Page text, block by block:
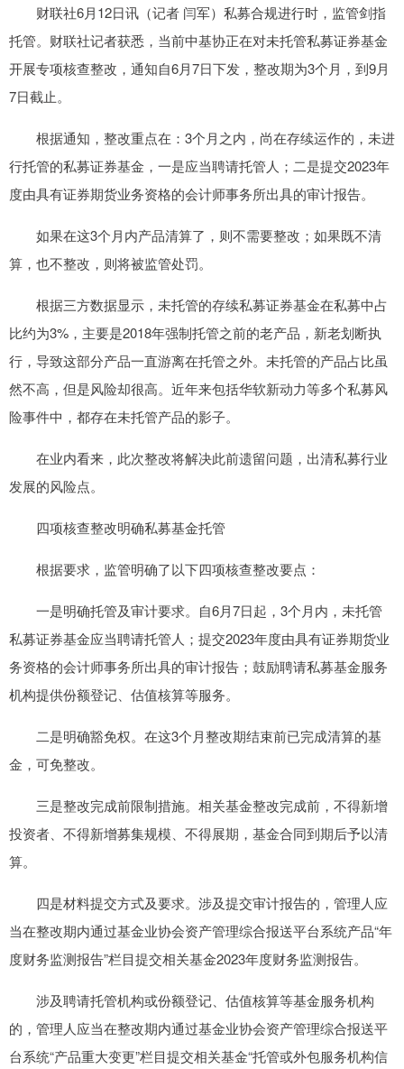
财联社6月12日讯（记者 闫军）私募合规进行时，监管剑指
托管。财联社记者获悉，当前中基协正在对未托管私募证券基金
开展专项核查整改，通知自6月7日下发，整改期为3个月，到9月
7日截止。
根据通知，整改重点在：3个月之内，尚在存续运作的，未进
行托管的私募证券基金，一是应当聘请托管人；二是提交2023年
度由具有证券期货业务资格的会计师事务所出具的审计报告。
如果在这3个月内产品清算了，则不需要整改；如果既不清
算，也不整改，则将被监管处罚。
根据三方数据显示，未托管的存续私募证券基金在私募中占
比约为3%，主要是2018年强制托管之前的老产品，新老划断执
行，导致这部分产品一直游离在托管之外。未托管的产品占比虽
然不高，但是风险却很高。近年来包括华软新动力等多个私募风
险事件中，都存在未托管产品的影子。
在业内看来，此次整改将解决此前遗留问题，出清私募行业
发展的风险点。
四项核查整改明确私募基金托管
根据要求，监管明确了以下四项核查整改要点：
一是明确托管及审计要求。自6月7日起，3个月内，未托管
私募证券基金应当聘请托管人；提交2023年度由具有证券期货业
务资格的会计师事务所出具的审计报告；鼓励聘请私募基金服务
机构提供份额登记、估值核算等服务。
二是明确豁免权。在这3个月整改期结束前已完成清算的基
金，可免整改。
三是整改完成前限制措施。相关基金整改完成前，不得新增
投资者、不得新增募集规模、不得展期，基金合同到期后予以清
算。
四是材料提交方式及要求。涉及提交审计报告的，管理人应
当在整改期内通过基金业协会资产管理综合报送平台系统产品“年
度财务监测报告”栏目提交相关基金2023年度财务监测报告。
涉及聘请托管机构或份额登记、估值核算等基金服务机构
的，管理人应当在整改期内通过基金业协会资产管理综合报送平
台系统“产品重大变更”栏目提交相关基金“托管或外包服务机构信